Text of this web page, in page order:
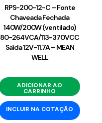
RPS-200-12-C – Fonte
Chaveada Fechada
140W/200W (ventilado)
80-264VCA/113-370VCC
Saída 12V-11.7A – MEAN
WELL
ADICIONAR AO
CARRINHO
INCLUIR NA COTAÇÃO